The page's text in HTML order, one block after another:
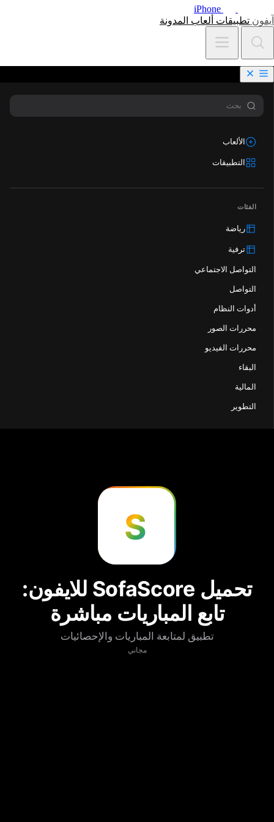
iPhone
آيفون تطبيقات ألعاب المدونة
الألعاب
التطبيقات
الفئات
رياضة
ترفية
التواصل الاجتماعي
التواصل
أدوات النظام
محررات الصور
محررات الفيديو
البقاء
المالية
التطوير
S
تحميل SofaScore للايفون:
تابع المباريات مباشرة
تطبيق لمتابعة المباريات والإحصائيات
مجاني